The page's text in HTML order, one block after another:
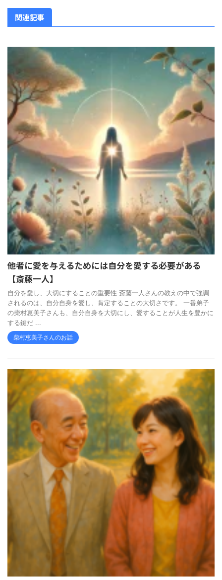
関連記事
他者に愛を与えるためには自分を愛する必要がある
【斎藤一人】
自分を愛し、大切にすることの重要性 斎藤一人さんの教えの中で強調
されるのは、自分自身を愛し、肯定することの大切さです。 一番弟子
の柴村恵美子さんも、自分自身を大切にし、愛することが人生を豊かに
する鍵だ ...
柴村恵美子さんのお話